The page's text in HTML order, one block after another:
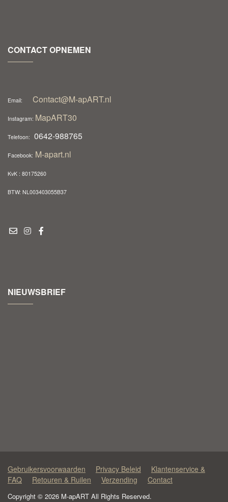
CONTACT OPNEMEN
Email: Contact@M-apART.nl
Instagram: MapART30
Telefoon: 0642-988765
Facebook: M-apart.nl
KvK : 80175260
BTW: NL003403055B37
NIEUWSBRIEF
Gebruikersvoorwaarden Privacy Beleid
Klantenservice &
FAQ
Retouren & Ruilen Verzending Contact
Copyright © 2026 M-apART All Rights Reserved.